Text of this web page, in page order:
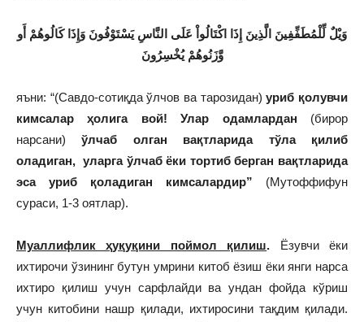
وَيْلٌ لِّلْمُطَفِّفِينَ الَّذِينَ إِذَا اكْتَالُواْ عَلَى النَّاسِ يَسْتَوْفُونَ وَإِذَا كَالُوهُمْ أَو
وَّزَنُوهُمْ يُخْسِرُونَ
яъни: “(Савдо-сотиқда ўлчов ва тарозидан)уриб қолувчи
кимсалар ҳолига вой! Улар одамлардан (бирор
нарсани) ўлчаб олган вақтларида тўла қилиб
оладиган, уларга ўлчаб ёки тортиб берган вақтларида
эса уриб қоладиган кимсалардир” (Мутоффифун
сураси, 1-3 оятлар).
Муаллифлик ҳуқуқини поймол қилиш. Ёзувчи ёки
ихтирочи ўзининг бутун умрини китоб ёзиш ёки янги нарса
ихтиро қилиш учун сарфлайди ва ундан фойда кўриш
учун китобини нашр қилади, ихтиросини тақдим қилади.